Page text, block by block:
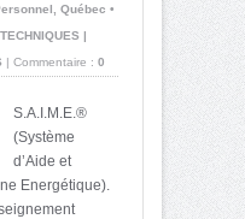
Québec •
TECHNIQUES |
| Commentaire : 0
S.A.I.M.E.®
(Système
d’Aide et
Energétique).